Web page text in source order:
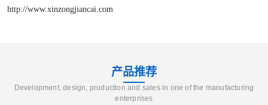
http://www.xinzongjiancai.com
产品推荐
Development, design, production and sales in one of the manufacturing
enterprises